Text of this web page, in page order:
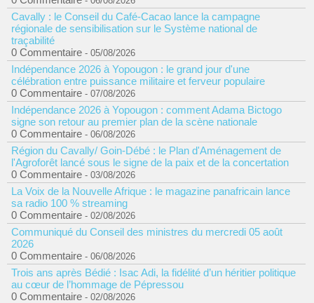
Cavally : le Conseil du Café-Cacao lance la campagne
régionale de sensibilisation sur le Système national de
traçabilité
0 Commentaire - 05/08/2026
Indépendance 2026 à Yopougon : le grand jour d'une
célébration entre puissance militaire et ferveur populaire
0 Commentaire - 07/08/2026
Indépendance 2026 à Yopougon : comment Adama Bictogo
signe son retour au premier plan de la scène nationale
0 Commentaire - 06/08/2026
Région du Cavally/ Goin-Débé : le Plan d'Aménagement de
l'Agroforêt lancé sous le signe de la paix et de la concertation
0 Commentaire - 03/08/2026
La Voix de la Nouvelle Afrique : le magazine panafricain lance
sa radio 100 % streaming
0 Commentaire - 02/08/2026
Communiqué du Conseil des ministres du mercredi 05 août
2026
0 Commentaire - 06/08/2026
Trois ans après Bédié : Isac Adi, la fidélité d’un héritier politique
au cœur de l’hommage de Pépressou
0 Commentaire - 02/08/2026